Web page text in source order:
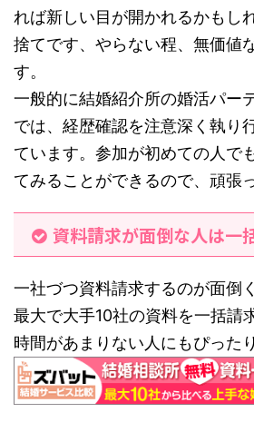
れば新しい目が開かれるかもし
捨てです、やらない程、無価値
す。
一般的に結婚紹介所の婚活パー
では、経歴確認を注意深く執り
ています。参加が初めての人で
てみることができるので、頑張
資料請求が面倒な人は一
一社づつ資料請求するのが面倒
最大で大手10社の資料を一括請
時間があまりない人にもぴった